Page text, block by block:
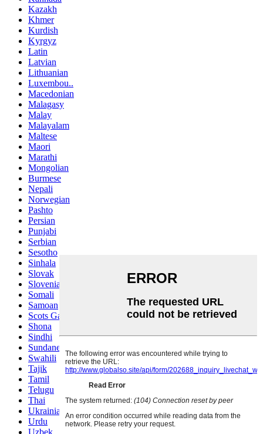
Kazakh
Khmer
Kurdish
Kyrgyz
Latin
Latvian
Lithuanian
Luxembou..
Macedonian
Malagasy
Malay
Malayalam
Maltese
Maori
Marathi
Mongolian
Burmese
Nepali
Norwegian
Pashto
Persian
Punjabi
Serbian
Sesotho
Sinhala
Slovak
Slovenian
Somali
Samoan
Scots Gaelic
Shona
Sindhi
Sundanese
Swahili
Tajik
Tamil
Telugu
Thai
Ukrainian
Urdu
Uzbek